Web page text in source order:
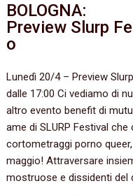
BOLOGNA:
Preview Slurp
o
Lunedì 20/4 – Preview
dalle 17:00 Ci vediamo di
altro evento benefit di
ame di SLURP Festival
cortometraggi porno
maggio! Attraversare
mostruose e dissidenti del